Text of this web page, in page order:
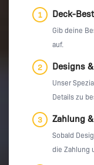
1 Deck-
Gib deine
auf.
2 Designs
Unser
Details zu
3 Zahlung
Sobald
die Zahlung